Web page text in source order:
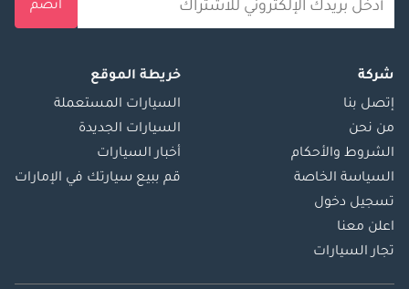
معدن ممتاز
ومستشعر ركلة -
مصابيح أمامية ثلاثية
الشعاع LED مع نظام
شعاع عالي متكيف
ونظام شعاع عالي
انضم
شركة
إتصل بنا
من نحن
الشروط والأحكام
السياسة الخاصة
تسجيل دخول
اعلن معنا
تجار السيارات
خريطة الموقع
السيارات المستعملة
السيارات الجديدة
أخبار السيارات
قم ببيع سيارتك في الإمارات